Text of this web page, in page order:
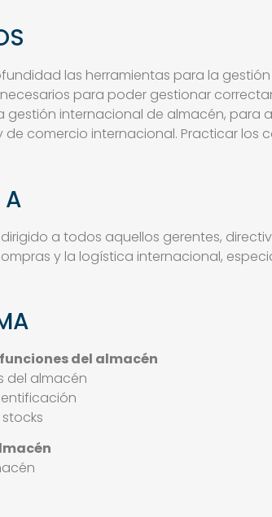
las herramientas para la
para poder gestionar
gestión internacional de almacén, para
de comercio internacional. Practicar
A
a todos aquellos gerentes,
y la logística internacional,
del almacén
del almacén